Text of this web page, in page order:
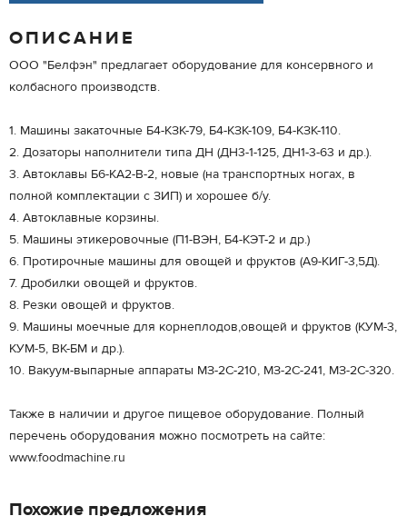
ОПИСАНИЕ
ООО "Белфэн" предлагает оборудование для консервного и
колбасного производств.
1. Машины закаточные Б4-КЗК-79, Б4-КЗК-109, Б4-КЗК-110.
2. Дозаторы наполнители типа ДН (ДН3-1-125, ДН1-3-63 и др.).
3. Автоклавы Б6-КА2-В-2, новые (на транспортных ногах, в
полной комплектации с ЗИП) и хорошее б/у.
4. Автоклавные корзины.
5. Машины этикеровочные (П1-ВЭН, Б4-КЭТ-2 и др.)
6. Протирочные машины для овощей и фруктов (А9-КИГ-3,5Д).
7. Дробилки овощей и фруктов.
8. Резки овощей и фруктов.
9. Машины моечные для корнеплодов,овощей и фруктов (КУМ-3,
КУМ-5, ВК-БМ и др.).
10. Вакуум-выпарные аппараты МЗ-2С-210, МЗ-2С-241, МЗ-2С-320.
Также в наличии и другое пищевое оборудование. Полный
перечень оборудования можно посмотреть на сайте:
www.foodmachine.ru
Похожие предложения